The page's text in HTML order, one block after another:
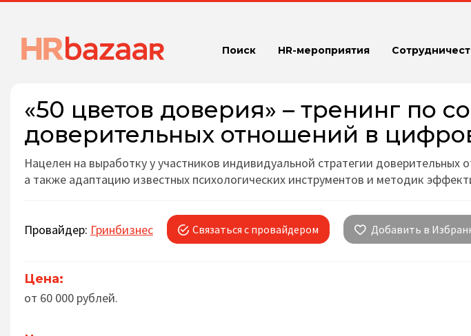
Поиск HR-мероприятия
«50 цветов доверия» – тренинг по
доверительных отношений в
Нацелен на выработку у участников индивидуальной стратегии
а также адаптацию известных психологических инструментов и методик
Провайдер: Гринбизнес Связаться с провайдером Добавить в
Цена:
от 60 000 рублей.